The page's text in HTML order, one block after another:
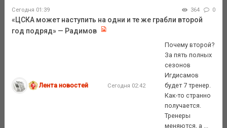
Сегодня 01:39 364 0
«ЦСКА может наступить на одни и те же грабли второй
год подряд» — Радимов
Лента новостей Сегодня 02:42
Почему второй?
За пять полных
сезонов
Игдисамов
будет 7 тренер.
Как-то странно
получается.
Тренеры
меняются, а ...